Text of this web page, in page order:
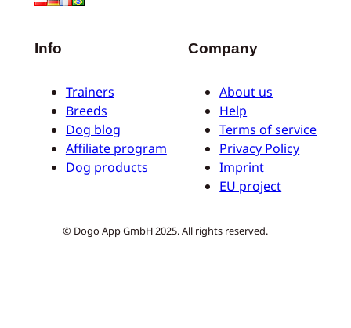
Info
Trainers
Breeds
Dog blog
Affiliate program
Dog products
Company
About us
Help
Terms of service
Privacy Policy
Imprint
EU project
© Dogo App GmbH 2025. All rights reserved.